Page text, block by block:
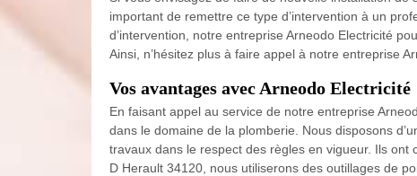
important de remettre ce type d’intervention à un
d’intervention, notre entreprise Arneodo Electricité
Ainsi, n’hésitez plus à faire appel à notre entreprise
Vos avantages avec Arneodo Electricité
En faisant appel au service de notre entreprise
dans le domaine de la plomberie. Nous disposons
travaux dans le respect des règles en vigueur. Ils
D Herault 34120, nous utiliserons des outillages de